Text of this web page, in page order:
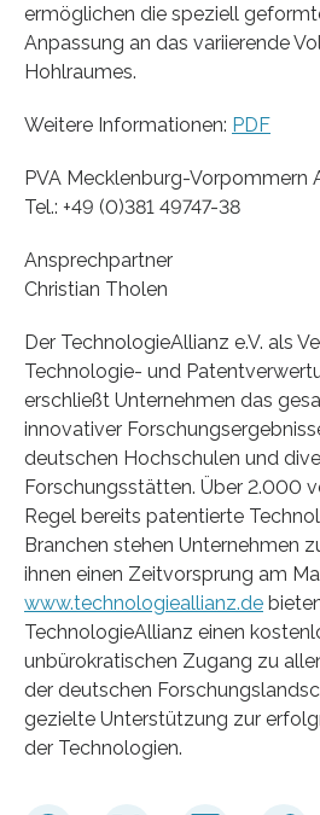
ermöglichen die speziell
Anpassung an das variierende
Hohlraumes.
Weitere Informationen: PDF
PVA Mecklenburg-Vorpommern
Tel.: +49 (0)381 49747-38
Ansprechpartner
Christian Tholen
Der TechnologieAllianz e.V. als
Technologie- und
erschließt Unternehmen das
innovativer
deutschen Hochschulen und
Forschungsstätten. Über 2.000
Regel bereits patentierte
Branchen stehen Unternehmen
ihnen einen Zeitvorsprung am
www.technologieallianz.de
TechnologieAllianz einen
unbürokratischen Zugang zu
der deutschen
gezielte Unterstützung zur
der Technologien.